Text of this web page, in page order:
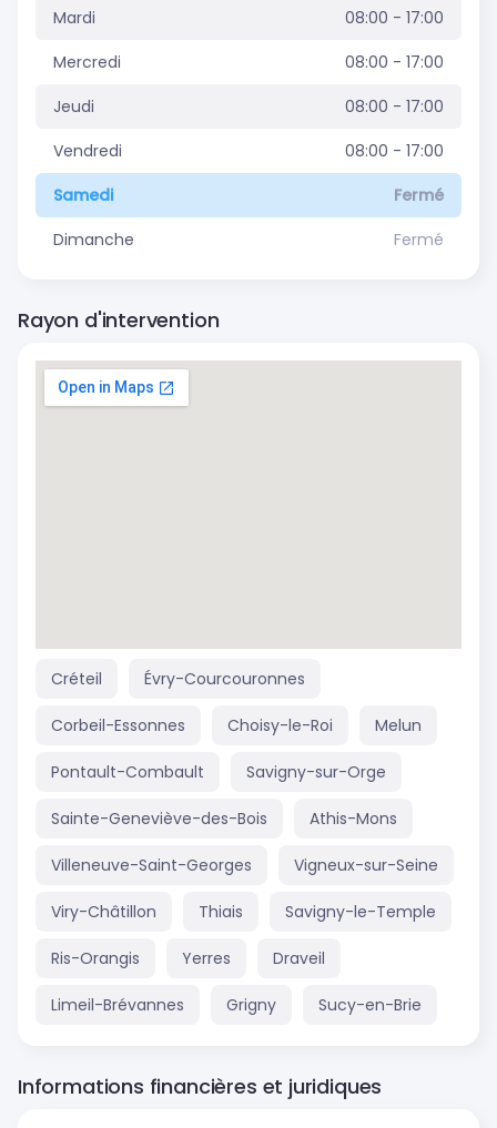
Mardi
08:00 - 17:00
Mercredi
08:00 - 17:00
Jeudi
08:00 - 17:00
Vendredi
08:00 - 17:00
Samedi
Fermé
Dimanche
Fermé
Rayon d'intervention
Créteil Évry-Courcouronnes
Corbeil-Essonnes Choisy-le-Roi Melun
Pontault-Combault Savigny-sur-Orge
Sainte-Geneviève-des-Bois Athis-Mons
Villeneuve-Saint-Georges Vigneux-sur-Seine
Viry-Châtillon Thiais Savigny-le-Temple
Ris-Orangis Yerres Draveil
Limeil-Brévannes Grigny Sucy-en-Brie
Informations financières et juridiques